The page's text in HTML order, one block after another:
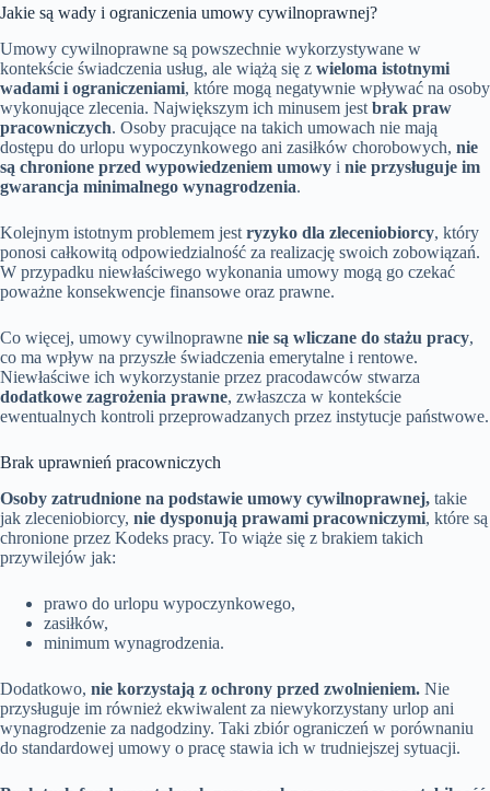
Jakie są wady i ograniczenia umowy cywilnoprawnej?
Umowy cywilnoprawne są powszechnie wykorzystywane w
kontekście świadczenia usług, ale wiążą się z wieloma istotnymi
wadami i ograniczeniami, które mogą negatywnie wpływać na osoby
wykonujące zlecenia. Największym ich minusem jest brak praw
pracowniczych. Osoby pracujące na takich umowach nie mają
dostępu do urlopu wypoczynkowego ani zasiłków chorobowych, nie
są chronione przed wypowiedzeniem umowy i nie przysługuje im
gwarancja minimalnego wynagrodzenia.
Kolejnym istotnym problemem jest ryzyko dla zleceniobiorcy, który
ponosi całkowitą odpowiedzialność za realizację swoich zobowiązań.
W przypadku niewłaściwego wykonania umowy mogą go czekać
poważne konsekwencje finansowe oraz prawne.
Co więcej, umowy cywilnoprawne nie są wliczane do stażu pracy,
co ma wpływ na przyszłe świadczenia emerytalne i rentowe.
Niewłaściwe ich wykorzystanie przez pracodawców stwarza
dodatkowe zagrożenia prawne, zwłaszcza w kontekście
ewentualnych kontroli przeprowadzanych przez instytucje państwowe.
Brak uprawnień pracowniczych
Osoby zatrudnione na podstawie umowy cywilnoprawnej, takie
jak zleceniobiorcy, nie dysponują prawami pracowniczymi, które są
chronione przez Kodeks pracy. To wiąże się z brakiem takich
przywilejów jak:
prawo do urlopu wypoczynkowego,
zasiłków,
minimum wynagrodzenia.
Dodatkowo, nie korzystają z ochrony przed zwolnieniem. Nie
przysługuje im również ekwiwalent za niewykorzystany urlop ani
wynagrodzenie za nadgodziny. Taki zbiór ograniczeń w porównaniu
do standardowej umowy o pracę stawia ich w trudniejszej sytuacji.